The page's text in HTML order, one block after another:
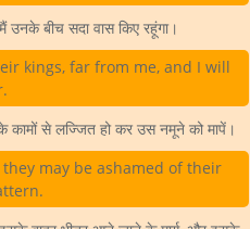
बीच सदा वास किए रहूंगा।
kings, far from me, and I will
कामों से लज्जित हो कर उस नमूने को मापें।
may be ashamed of their